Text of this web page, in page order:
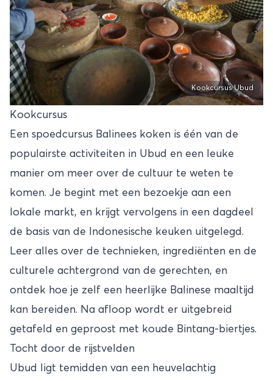
Kookcursus Ubud
Kookcursus
Een spoedcursus Balinees koken is één van de
populairste activiteiten in Ubud en een leuke
manier om meer over de cultuur te weten te
komen. Je begint met een bezoekje aan een
lokale markt, en krijgt vervolgens in een dagdeel
de basis van de Indonesische keuken uitgelegd.
Leer alles over de technieken, ingrediënten en de
culturele achtergrond van de gerechten, en
ontdek hoe je zelf een heerlijke Balinese maaltijd
kan bereiden. Na afloop wordt er uitgebreid
getafeld en geproost met koude Bintang-biertjes.
Tocht door de rijstvelden
Ubud ligt temidden van een heuvelachtig